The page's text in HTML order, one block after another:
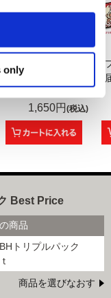
only
レザー調ファイル バ
イオハザード
1,650円 (税込)
お
Best Price
商品
トリプルパック
商品を選びなおす